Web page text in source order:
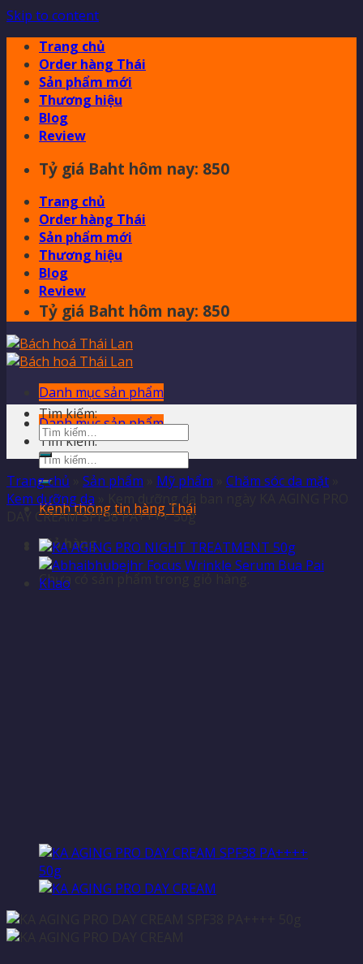
Skip to content
Trang chủ
Order hàng Thái
Sản phẩm mới
Thương hiệu
Blog
Review
Tỷ giá Baht hôm nay: 850
Trang chủ
Order hàng Thái
Sản phẩm mới
Thương hiệu
Blog
Review
Tỷ giá Baht hôm nay: 850
Danh mục sản phẩm
Danh mục sản phẩm
Tìm kiếm:
Kênh thông tin hàng Thái
Giỏ hàng
Chưa có sản phẩm trong giỏ hàng.
Tìm kiếm:
Trang chủ Sản phẩm Mỹ phẩm Chăm sóc da mặt
Kem dưỡng da
DAY CREAM SPF38 PA++++ 50g